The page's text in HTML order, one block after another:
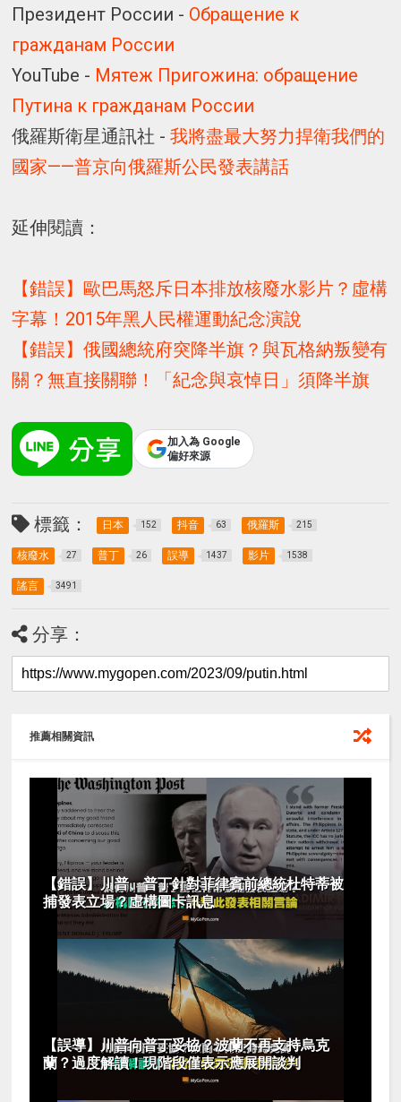
Президент России - Обращение к
гражданам России
YouTube - Мятеж Пригожина: обращение
Путина к гражданам России
俄羅斯衛星通訊社 -我將盡最大努力捍衛我們的
國家——普京向俄羅斯公民發表講話
延伸閱讀：
【錯誤】歐巴馬怒斥日本排放核廢水影片？虛構
字幕！2015年黑人民權運動紀念演說
【錯誤】俄國總統府突降半旗？與瓦格納叛變有
關？無直接關聯！「紀念與哀悼日」須降半旗
加入為 Google
偏好來源
標籤： 日本 152 抖音 63 俄羅斯 215
核廢水 27 普丁 26 誤導 1437 影片 1538
謠言 3491
分享：
推薦相關資訊
【錯誤】川普、普丁針對菲律賓前總統杜特蒂被
捕發表立場？虛構圖卡訊息
【誤導】川普向普丁妥協？波蘭不再支持烏克
蘭？過度解讀！現階段僅表示應展開談判